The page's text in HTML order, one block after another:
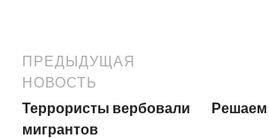
ПРЕДЫДУЩАЯ
НОВОСТЬ
Террористы вербовали
мигрантов
Решаем